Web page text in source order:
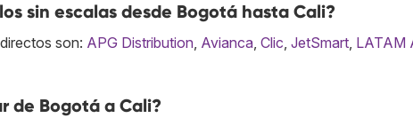
sin escalas desde Bogotá hasta Cali?
son: APG Distribution, Avianca, Clic, JetSmart, LATAM
de Bogotá a Cali?